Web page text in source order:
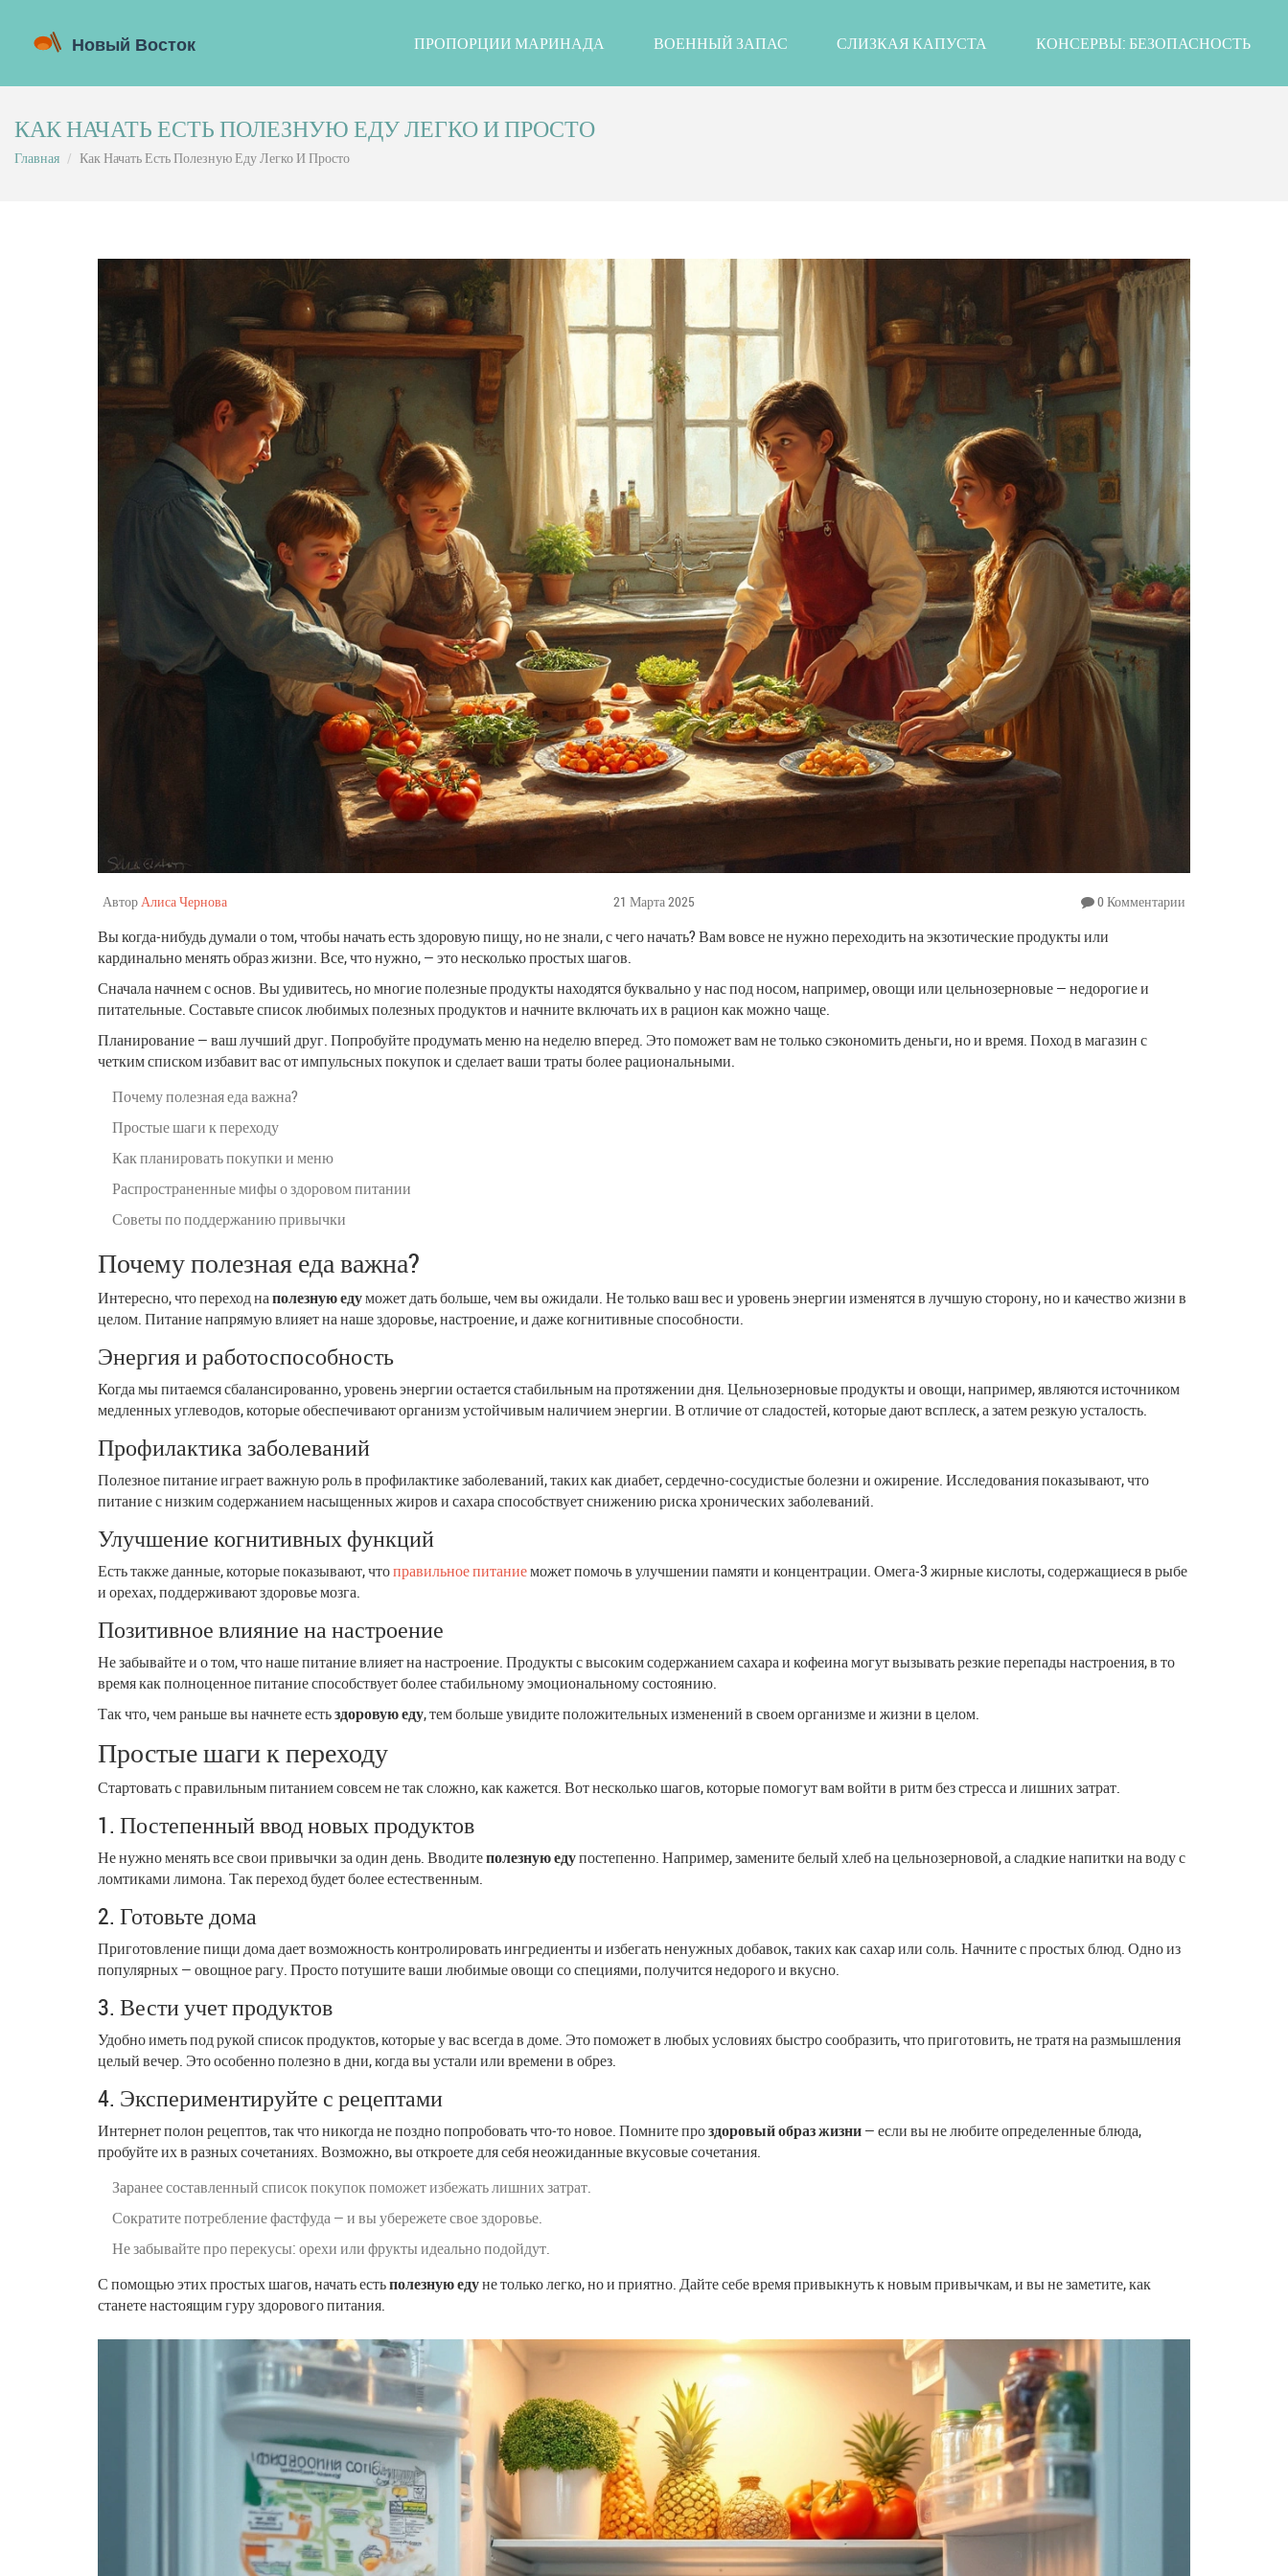
ПРОПОРЦИИ МАРИНАДА ВОЕННЫЙ ЗАПАС СЛИЗКАЯ КАПУСТА КОНСЕРВЫ: БЕЗОПАСНОСТЬ
КАК НАЧАТЬ ЕСТЬ ПОЛЕЗНУЮ ЕДУ ЛЕГКО И ПРОСТО
Главная Как Начать Есть Полезную Еду Легко И Просто
Автор Алиса Чернова 21 Марта 2025 0 Комментарии
Вы когда-нибудь думали о том, чтобы начать есть здоровую пищу, но не знали, с чего начать? Вам вовсе не нужно переходить на экзотические продукты или
кардинально менять образ жизни. Все, что нужно, — это несколько простых шагов.
Сначала начнем с основ. Вы удивитесь, но многие полезные продукты находятся буквально у нас под носом, например, овощи или цельнозерновые — недорогие и
питательные. Составьте список любимых полезных продуктов и начните включать их в рацион как можно чаще.
Планирование — ваш лучший друг. Попробуйте продумать меню на неделю вперед. Это поможет вам не только сэкономить деньги, но и время. Поход в магазин с
четким списком избавит вас от импульсных покупок и сделает ваши траты более рациональными.
Почему полезная еда важна?
Простые шаги к переходу
Как планировать покупки и меню
Распространенные мифы о здоровом питании
Советы по поддержанию привычки
Почему полезная еда важна?
Интересно, что переход наполезную едуможет дать больше, чем вы ожидали. Не только ваш вес и уровень энергии изменятся в лучшую сторону, но и качество жизни в
целом. Питание напрямую влияет на наше здоровье, настроение, и даже когнитивные способности.
Энергия и работоспособность
Когда мы питаемся сбалансированно, уровень энергии остается стабильным на протяжении дня. Цельнозерновые продукты и овощи, например, являются источником
медленных углеводов, которые обеспечивают организм устойчивым наличием энергии. В отличие от сладостей, которые дают всплеск, а затем резкую усталость.
Профилактика заболеваний
Полезное питание играет важную роль в профилактике заболеваний, таких как диабет, сердечно-сосудистые болезни и ожирение. Исследования показывают, что
питание с низким содержанием насыщенных жиров и сахара способствует снижению риска хронических заболеваний.
Улучшение когнитивных функций
Есть также данные, которые показывают, чтоправильное питаниеможет помочь в улучшении памяти и концентрации. Омега-3 жирные кислоты, содержащиеся в рыбе
и орехах, поддерживают здоровье мозга.
Позитивное влияние на настроение
Не забывайте и о том, что наше питание влияет на настроение. Продукты с высоким содержанием сахара и кофеина могут вызывать резкие перепады настроения, в то
время как полноценное питание способствует более стабильному эмоциональному состоянию.
Так что, чем раньше вы начнете естьздоровую еду, тем больше увидите положительных изменений в своем организме и жизни в целом.
Простые шаги к переходу
Стартовать с правильным питанием совсем не так сложно, как кажется. Вот несколько шагов, которые помогут вам войти в ритм без стресса и лишних затрат.
1. Постепенный ввод новых продуктов
Не нужно менять все свои привычки за один день. Вводитеполезную едупостепенно. Например, замените белый хлеб на цельнозерновой, а сладкие напитки на воду с
ломтиками лимона. Так переход будет более естественным.
2. Готовьте дома
Приготовление пищи дома дает возможность контролировать ингредиенты и избегать ненужных добавок, таких как сахар или соль. Начните с простых блюд. Одно из
популярных — овощное рагу. Просто потушите ваши любимые овощи со специями, получится недорого и вкусно.
3. Вести учет продуктов
Удобно иметь под рукой список продуктов, которые у вас всегда в доме. Это поможет в любых условиях быстро сообразить, что приготовить, не тратя на размышления
целый вечер. Это особенно полезно в дни, когда вы устали или времени в обрез.
4. Экспериментируйте с рецептами
Интернет полон рецептов, так что никогда не поздно попробовать что-то новое. Помните проздоровый образ жизни— если вы не любите определенные блюда,
пробуйте их в разных сочетаниях. Возможно, вы откроете для себя неожиданные вкусовые сочетания.
Заранее составленный список покупок поможет избежать лишних затрат.
Сократите потребление фастфуда — и вы убережете свое здоровье.
Не забывайте про перекусы: орехи или фрукты идеально подойдут.
С помощью этих простых шагов, начать естьполезную едуне только легко, но и приятно. Дайте себе время привыкнуть к новым привычкам, и вы не заметите, как
станете настоящим гуру здорового питания.